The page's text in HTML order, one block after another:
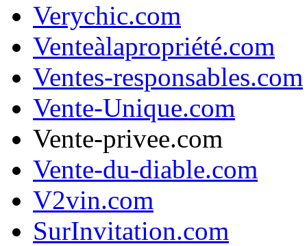
Verychic.com
Venteàlapropriété.com
Ventes-responsables.com
Vente-Unique.com
Vente-privee.com
Vente-du-diable.com
V2vin.com
SurInvitation.com